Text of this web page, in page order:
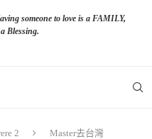
someone to love is a FAMILY,
Blessing.
2 Master去台灣